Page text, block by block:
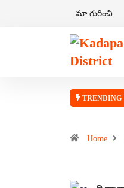
మా గురించి
TRENDING
Home